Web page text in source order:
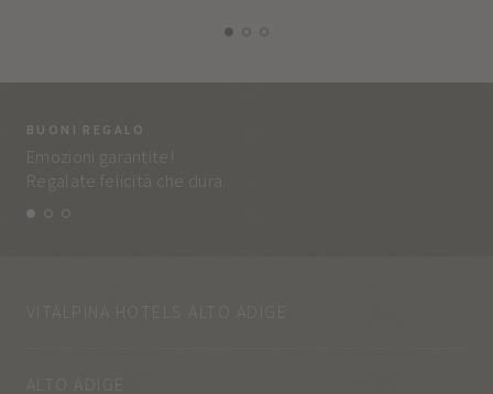
BUONI REGALO
Emozioni garantite!
Regalate felicità che dura.
VITALPINA HOTELS ALTO ADIGE
ALTO ADIGE